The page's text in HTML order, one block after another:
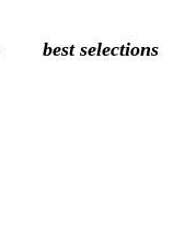
best selections